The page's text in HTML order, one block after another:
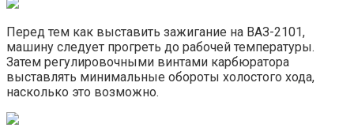
Перед тем как выставить зажигание на ВАЗ-2101,
машину следует прогреть до рабочей температуры.
Затем регулировочными винтами карбюратора
выставлять минимальные обороты холостого хода,
насколько это возможно.